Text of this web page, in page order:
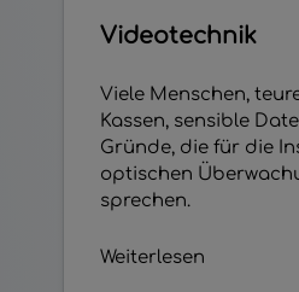
Videotechnik
Viele Menschen,
Kassen, sensible
Gründe, die für die
optischen
sprechen.
Weiterlesen